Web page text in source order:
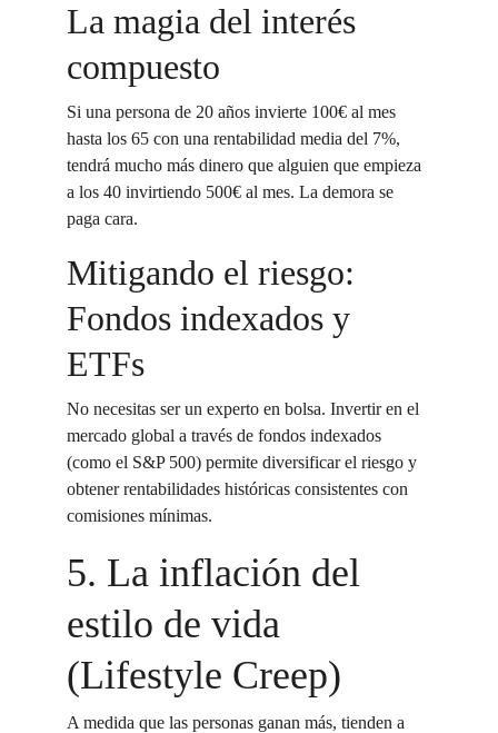
La magia del interés
compuesto
Si una persona de 20 años invierte 100€ al mes
hasta los 65 con una rentabilidad media del 7%,
tendrá mucho más dinero que alguien que empieza
a los 40 invirtiendo 500€ al mes. La demora se
paga cara.
Mitigando el riesgo:
Fondos indexados y
ETFs
No necesitas ser un experto en bolsa. Invertir en el
mercado global a través de fondos indexados
(como el S&P 500) permite diversificar el riesgo y
obtener rentabilidades históricas consistentes con
comisiones mínimas.
5. La inflación del
estilo de vida
(Lifestyle Creep)
A medida que las personas ganan más, tienden a